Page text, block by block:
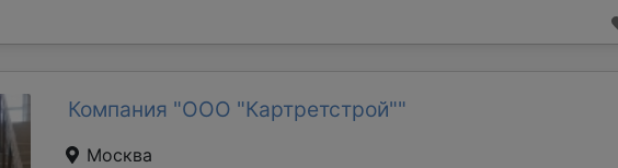
Компания "ООО "Картретстрой""
Москва